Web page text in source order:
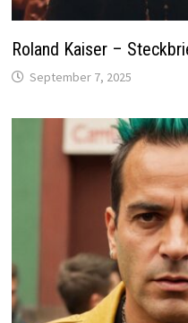
Roland Kaiser –
September 7, 2025